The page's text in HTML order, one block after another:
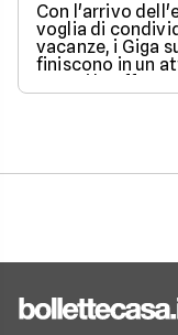
Con l'arrivo
voglia di
vacanze, i Giga
finiscono in un
Scopri le offerte
telefoniche di
per navigare
con tantissimi
abbonamento.